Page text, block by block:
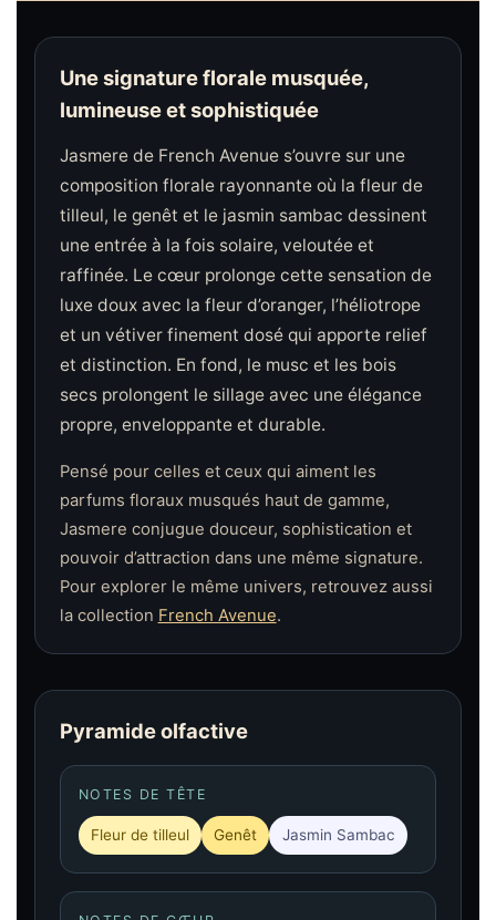
Une signature florale musquée,
lumineuse et sophistiquée
Jasmere de French Avenue s’ouvre sur une
composition florale rayonnante où la fleur de
tilleul, le genêt et le jasmin sambac dessinent
une entrée à la fois solaire, veloutée et
raffinée. Le cœur prolonge cette sensation de
luxe doux avec la fleur d’oranger, l’héliotrope
et un vétiver finement dosé qui apporte relief
et distinction. En fond, le musc et les bois
secs prolongent le sillage avec une élégance
propre, enveloppante et durable.
Pensé pour celles et ceux qui aiment les
parfums floraux musqués haut de gamme,
Jasmere conjugue douceur, sophistication et
pouvoir d’attraction dans une même signature.
Pour explorer le même univers, retrouvez aussi
la collection French Avenue.
Pyramide olfactive
NOTES DE TÊTE
Fleur de tilleul Genêt Jasmin Sambac